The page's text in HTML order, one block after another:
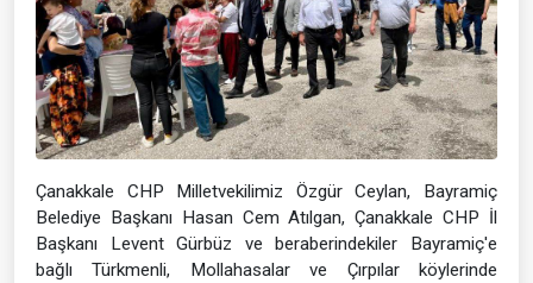
Çanakkale CHP Milletvekilimiz Özgür Ceylan, Bayramiç
Belediye Başkanı Hasan Cem Atılgan, Çanakkale CHP İl
Başkanı Levent Gürbüz ve beraberindekiler Bayramiç'e
bağlı Türkmenli, Mollahasalar ve Çırpılar köylerinde